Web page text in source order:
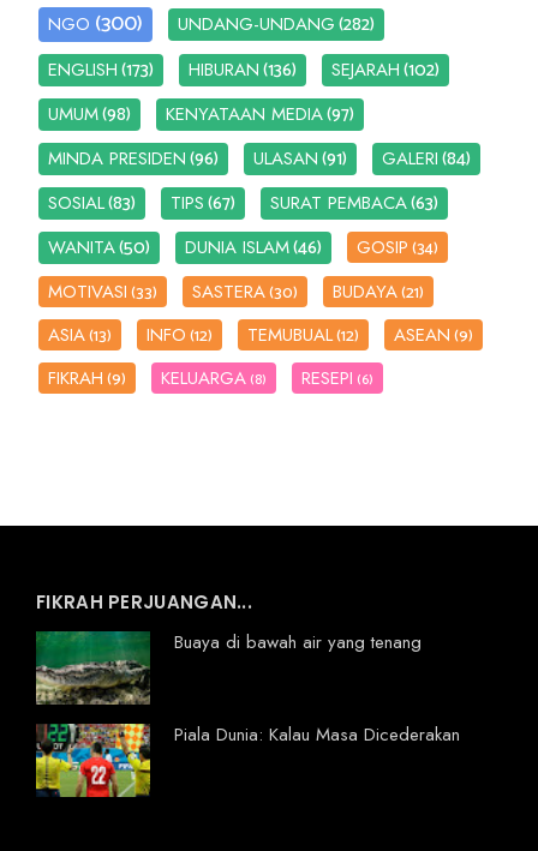
NGO (300) UNDANG-UNDANG(282)
ENGLISH(173) HIBURAN(136) SEJARAH(102)
UMUM(98) KENYATAAN MEDIA(97)
MINDA PRESIDEN(96) ULASAN(91) GALERI(84)
SOSIAL(83) TIPS(67) SURAT PEMBACA(63)
WANITA(50) DUNIA ISLAM(46) GOSIP(34)
MOTIVASI(33) SASTERA(30) BUDAYA(21)
ASIA(13) INFO(12) TEMUBUAL(12) ASEAN(9)
FIKRAH(9) KELUARGA (8) RESEPI (6)
FIKRAH PERJUANGAN...
Buaya di bawah air yang tenang
Piala Dunia: Kalau Masa Dicederakan